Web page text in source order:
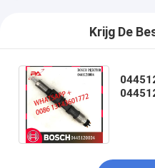
Krijg De